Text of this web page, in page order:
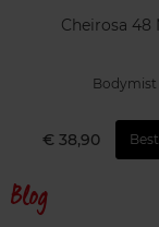
Cheirosa 48
Bodymist
€ 38,90
Blog